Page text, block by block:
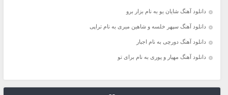
دانلود آهنگ شایان یو به نام بزار برو
دانلود آهنگ سپهر خلسه و شاهین میری به نام تراپی
دانلود آهنگ دورچی به نام اجبار
دانلود آهنگ مهیار و پوری به نام برای تو